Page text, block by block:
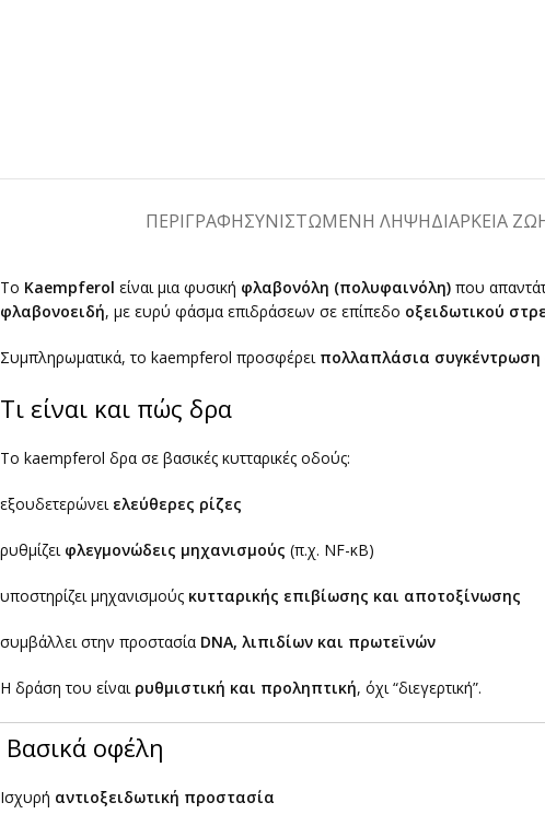
ΠΕΡΙΓΡΑΦΉΣΥΝΙΣΤΩΜΕΝΗ ΛΗΨΗΔΙΑΡΚΕΙΑ
Το Kaempferol είναι μια φυσική φλαβονόλη (πολυφαινόλη) που
φλαβονοειδή, με ευρύ φάσμα επιδράσεων σε επίπεδο οξειδωτικού
Συμπληρωματικά, το kaempferol προσφέρει πολλαπλάσια συγκέντρωση
Τι είναι και πώς δρα
Το kaempferol δρα σε βασικές κυτταρικές οδούς:
εξουδετερώνει ελεύθερες ρίζες
ρυθμίζει φλεγμονώδεις μηχανισμούς (π.χ. NF-κB)
υποστηρίζει μηχανισμούς κυτταρικής επιβίωσης και αποτοξίνωσης
συμβάλλει στην προστασία DNA, λιπιδίων και πρωτεϊνών
Η δράση του είναι ρυθμιστική και προληπτική, όχι “διεγερτική”.
Βασικά οφέλη
Ισχυρή αντιοξειδωτική προστασία